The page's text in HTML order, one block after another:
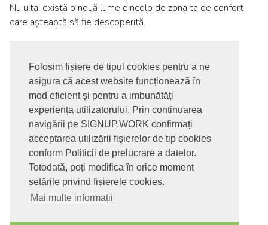
Folosim fișiere de tipul cookies pentru a ne
asigura că acest website funcționează în
mod eficient și pentru a imbunătăți
experiența utilizatorului. Prin continuarea
navigării pe SIGNUP.WORK confirmați
acceptarea utilizării fişierelor de tip cookies
conform Politicii de prelucrare a datelor.
Totodată, poți modifica în orice moment
setările privind fișierele cookies.
Mai multe informații
Nu uita, există o nouă lume dincolo de zona ta de confort
care așteaptă să fie descoperită.
© 2017-2026. Toate drepturile rezervate
SIGNUPDOTWORK SRLTermeni si conditii | Politica de
confidentialitate | Politica de livrare si anulare comanda |
Politica GDPR